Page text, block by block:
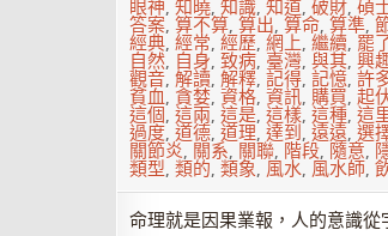
眼神, 知曉, 知識, 知道, 破財, 碩
答案, 算不算, 算出, 算命,算準,
經典, 經常,經歷, 網上, 繼續,罷
自然, 自身, 致病, 臺灣, 與其, 興
觀音, 解讀, 解釋, 記得, 記憶, 許
貧血, 貪婪, 資格, 資訊, 購買, 起
這個, 這兩, 這是, 這樣, 這種, 這
過度, 道德, 道理, 達到, 遠遠, 選
關節炎,關系,關聯,階段,隨意,
類型, 類的,類象,風水,風水師,
命理就是因果業報，人的意識